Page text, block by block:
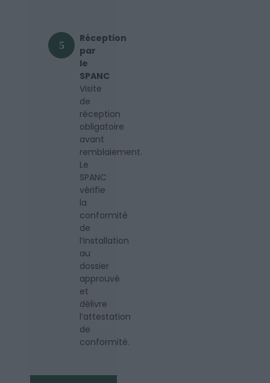
5
Réception
par
le
SPANC
Visite
de
réception
obligatoire
avant
remblaiement.
Le
SPANC
vérifie
la
conformité
de
l’installation
au
dossier
approuvé
et
délivre
l’attestation
de
conformité.